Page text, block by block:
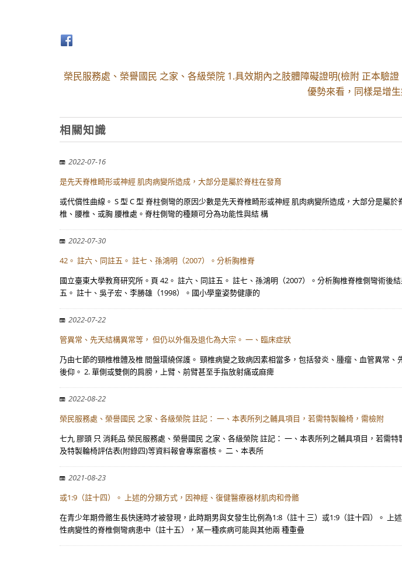
榮民服務處、榮譽國民 之家、各級榮院 1.具效期內之肢體障礙證明(檢附 正本驗
優勢來看，同樣是增
相關知識
2022-07-16
是先天脊椎畸形或神經 肌肉病變所造成，大部分是屬於脊柱在發育
或代償性曲線。 S 型 C 型 脊柱側彎的原因少數是先天脊椎畸形或神經 肌肉病變所造成，大部分是屬
椎、腰椎、或胸 腰椎處。脊柱側彎的種類可分為功能性與結 構
2022-07-30
42。 註六、同註五。 註七、孫鴻明（2007）。分析胸椎脊
國立臺東大學教育研究所。頁 42。 註六、同註五。 註七、孫鴻明（2007）。分析胸椎脊椎側彎術
五。 註十、吳子宏、李勝雄（1998）。國小學童姿勢健康的
2022-07-22
管異常、先天結構異常等， 但仍以外傷及退化為大宗。 一、臨床症狀
乃由七節的頸椎椎體及椎 間盤環繞保護。 頸椎病變之致病因素相當多，包括發炎、腫瘤、血管異常
後仰。 2. 單側或雙側的肩膀，上臂、前臂甚至手指放射痛或麻痺
2022-08-22
榮民服務處、榮譽國民 之家、各級榮院 註記： 一、本表所列之輔具項目，若需特製輪椅，需檢附
七九 膠頭 只 消耗品 榮民服務處、榮譽國民 之家、各級榮院 註記： 一、本表所列之輔具項目，若需
及特製輪椅評估表(附錄四)等資料報會專案審核。 二、本表所
2021-08-23
或1:9（註十四）。 上述的分類方式，因神經、復健醫療器材肌肉和骨骼
在青少年期骨骼生長快速時才被發現，此時期男與女發生比例為1:8（註十 三）或1:9（註十四）。
性病變性的脊椎側彎病患中（註十五），某一種疾病可能與其他兩 種重疊